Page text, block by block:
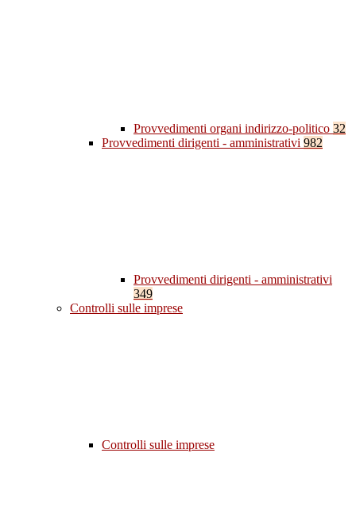
Provvedimenti organi indirizzo-politico 32
Provvedimenti dirigenti - amministrativi 982
Provvedimenti dirigenti - amministrativi
349
Controlli sulle imprese
Controlli sulle imprese